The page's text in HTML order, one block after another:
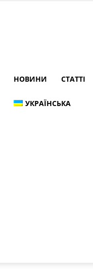
НОВИНИ СТАТТІ
УКРАЇНСЬКА